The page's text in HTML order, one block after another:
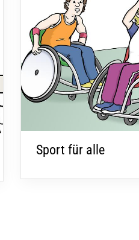
Sport für alle